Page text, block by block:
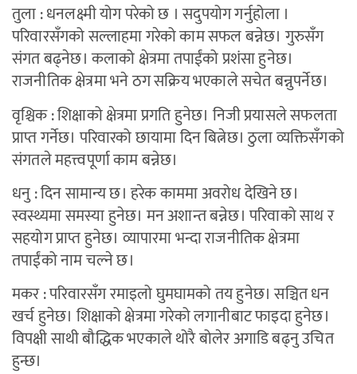
तुला : धनलक्ष्मी योग परेको छ । सदुपयोग गर्नुहोला ।
परिवारसँगको सल्लाहमा गरेको काम सफल बन्नेछ। गुरुसँग
संगत बढ्नेछ। कलाको क्षेत्रमा तपाईंको प्रशंसा हुनेछ।
राजनीतिक क्षेत्रमा भने ठग सक्रिय भएकाले सचेत बन्नुपर्नेछ।
वृश्चिक : शिक्षाको क्षेत्रमा प्रगति हुनेछ। निजी प्रयासले सफलता
प्राप्त गर्नेछ। परिवारको छायामा दिन बित्नेछ। ठुला व्यक्तिसँगको
संगतले महत्त्वपूर्णा काम बन्नेछ।
धनु : दिन सामान्य छ। हरेक काममा अवरोध देखिने छ।
स्वस्थ्यमा समस्या हुनेछ। मन अशान्त बन्नेछ। परिवाको साथ र
सहयोग प्राप्त हुनेछ। व्यापारमा भन्दा राजनीतिक क्षेत्रमा
तपाईंको नाम चल्ने छ।
मकर : परिवारसँग रमाइलो घुमघामको तय हुनेछ। सञ्चित धन
खर्च हुनेछ। शिक्षाको क्षेत्रमा गरेको लगानीबाट फाइदा हुनेछ।
विपक्षी साथी बौद्धिक भएकाले थोरै बोलेर अगाडि बढ्नु उचित
हुन्छ।